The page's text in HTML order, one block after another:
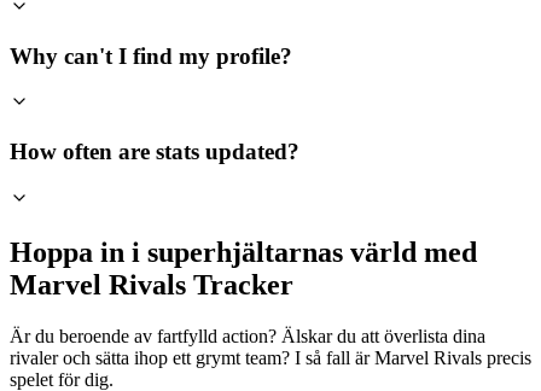
Why can't I find my profile?
How often are stats updated?
Hoppa in i superhjältarnas värld med
Marvel Rivals Tracker
Är du beroende av fartfylld action? Älskar du att överlista dina
rivaler och sätta ihop ett grymt team? I så fall är Marvel Rivals precis
spelet för dig.